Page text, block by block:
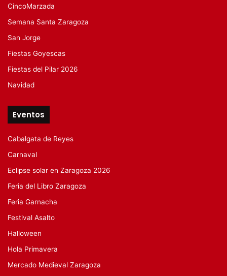
CincoMarzada
Semana Santa Zaragoza
San Jorge
Fiestas Goyescas
Fiestas del Pilar 2026
Navidad
Eventos
Cabalgata de Reyes
Carnaval
Eclipse solar en Zaragoza 2026
Feria del Libro Zaragoza
Feria Garnacha
Festival Asalto
Halloween
Hola Primavera
Mercado Medieval Zaragoza